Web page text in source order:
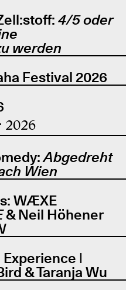
4/5 oder
werden
Festival 2026
2026
Abgedreht
Wien
WÆXE
& Neil Höhener
Experience |
& Taranja Wu